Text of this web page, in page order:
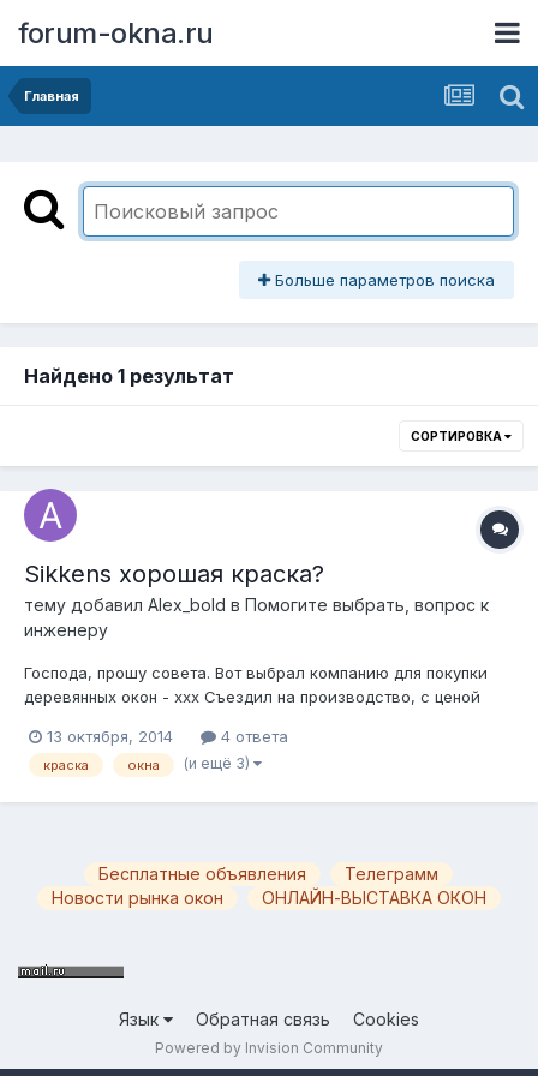
forum-okna.ru
Главная
Больше параметров поиска
Найдено 1 результат
СОРТИРОВКА
Sikkens хорошая краска?
тему добавил Alex_bold в Помогите выбрать, вопрос к
инженеру
Господа, прошу совета. Вот выбрал компанию для покупки
деревянных окон - xxx Съездил на производство, с ценой
sikkens'ом. Лично я с этими красками не сталкивался,
может кто-нибудь здесь в курсе о качестве этой марки? Как
13 октября, 2014 4 ответа
краска окна (и ещё 3)
Бесплатные объявления
Телеграмм
Новости рынка окон
ОНЛАЙН-ВЫСТАВКА ОКОН
Язык Обратная связь Cookies
Powered by Invision Community